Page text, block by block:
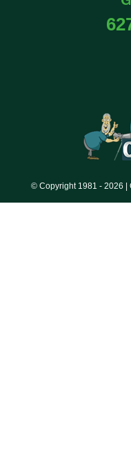
© Copyright 1981 - 2026 |